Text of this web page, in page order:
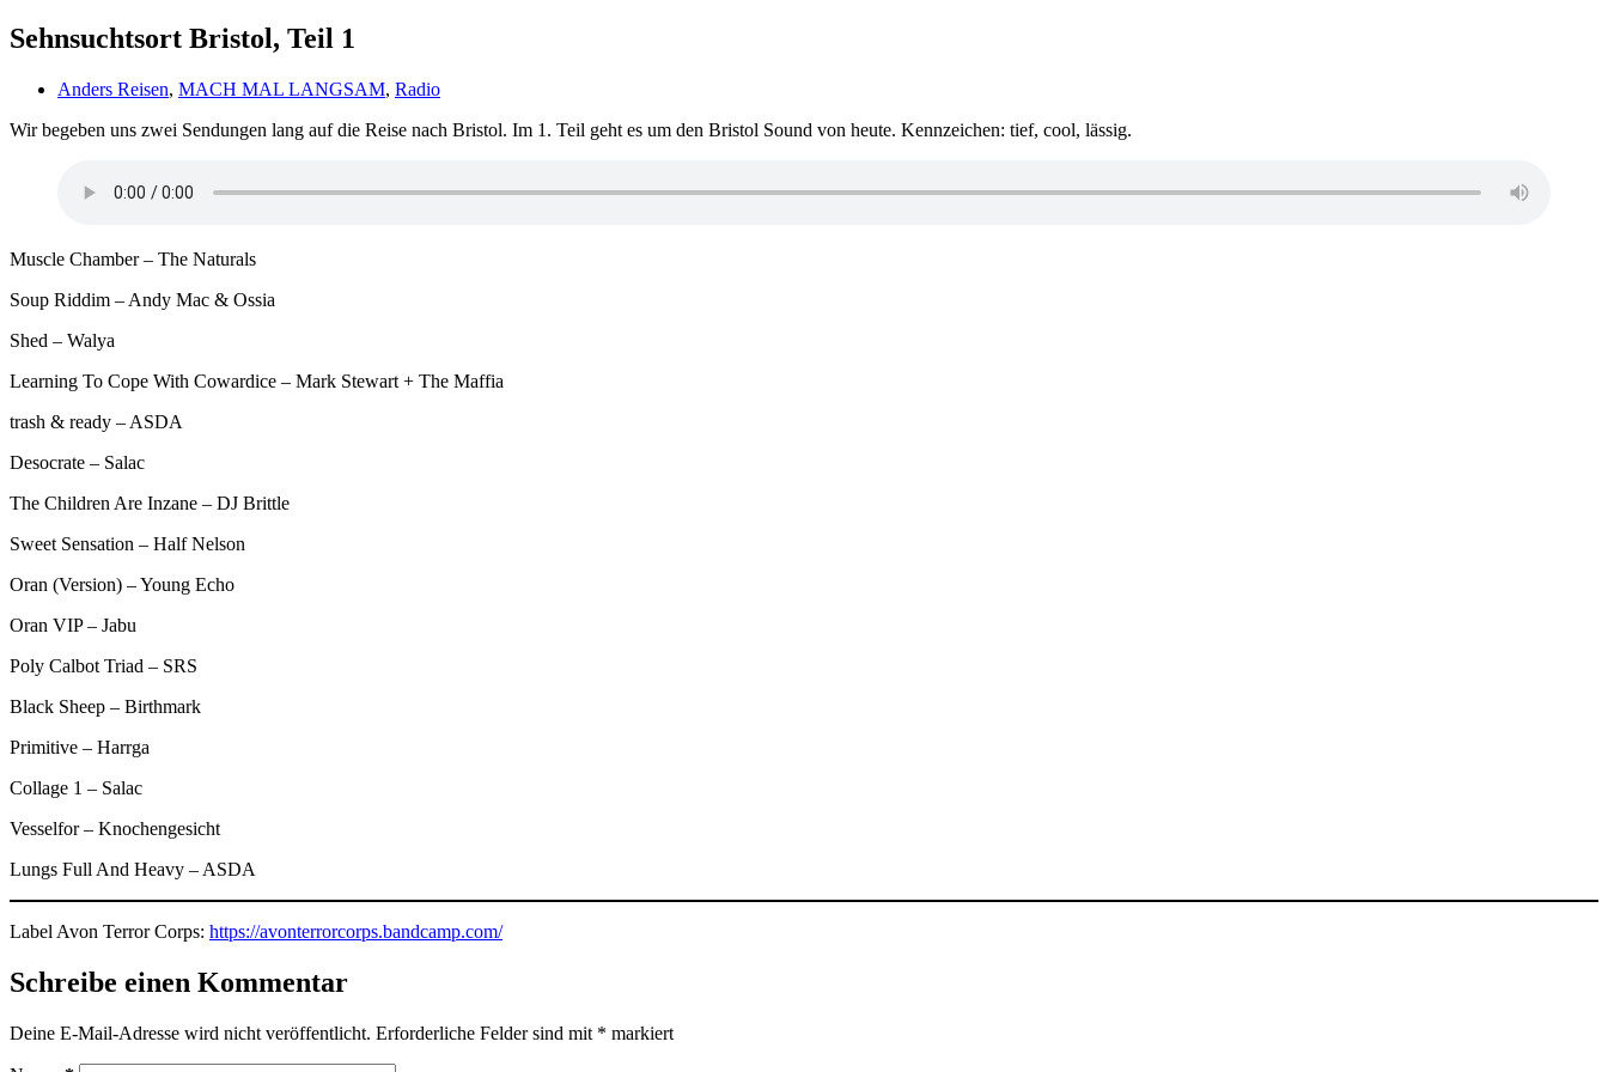
Sehnsuchtsort Bristol, Teil 1
Anders Reisen, MACH MAL LANGSAM, Radio
Wir begeben uns zwei Sendungen lang auf die Reise nach Bristol. Im 1. Teil geht es um den Bristol Sound von heute. Kennzeichen: tief, cool, lässig.
Muscle Chamber – The Naturals
Soup Riddim – Andy Mac & Ossia
Shed – Walya
Learning To Cope With Cowardice – Mark Stewart + The Maffia
trash & ready – ASDA
Desocrate – Salac
The Children Are Inzane – DJ Brittle
Sweet Sensation – Half Nelson
Oran (Version) – Young Echo
Oran VIP – Jabu
Poly Calbot Triad – SRS
Black Sheep – Birthmark
Primitive – Harrga
Collage 1 – Salac
Vesselfor – Knochengesicht
Lungs Full And Heavy – ASDA
Label Avon Terror Corps: https://avonterrorcorps.bandcamp.com/
Schreibe einen Kommentar
Deine E-Mail-Adresse wird nicht veröffentlicht. Erforderliche Felder sind mit * markiert